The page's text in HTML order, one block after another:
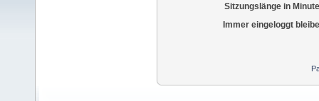
Sitzungslänge in
Immer eingeloggt